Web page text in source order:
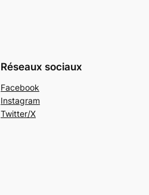
Réseaux sociaux
Facebook
Instagram
Twitter/X